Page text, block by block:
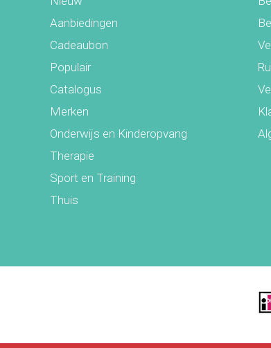
Aanbiedingen
Cadeaubon
Populair
Catalogus
Merken
Onderwijs en Kinderopvang
Therapie
Sport en Training
Thuis